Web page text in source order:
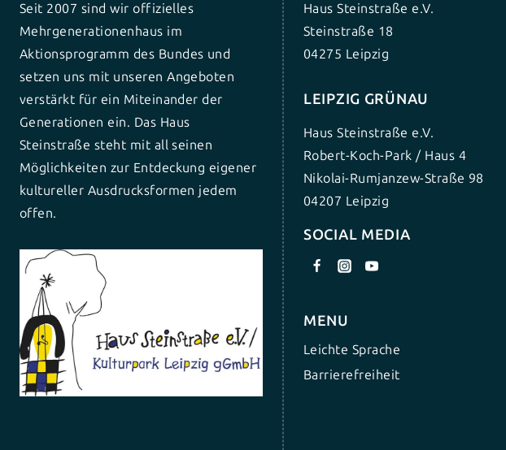
Seit 2007 sind wir offizielles
Mehrgenerationenhaus im
Aktionsprogramm des Bundes und
setzen uns mit unseren Angeboten
verstärkt für ein Miteinander der
Generationen ein. Das Haus
Steinstraße steht mit all seinen
Möglichkeiten zur Entdeckung eigener
kultureller Ausdrucksformen jedem
offen.
Haus Steinstraße e.V.
Steinstraße 18
04275 Leipzig
LEIPZIG GRÜNAU
Haus Steinstraße e.V.
Robert-Koch-Park / Haus 4
Nikolai-Rumjanzew-Straße 98
04207 Leipzig
SOCIAL MEDIA
MENU
Leichte Sprache
Barrierefreiheit